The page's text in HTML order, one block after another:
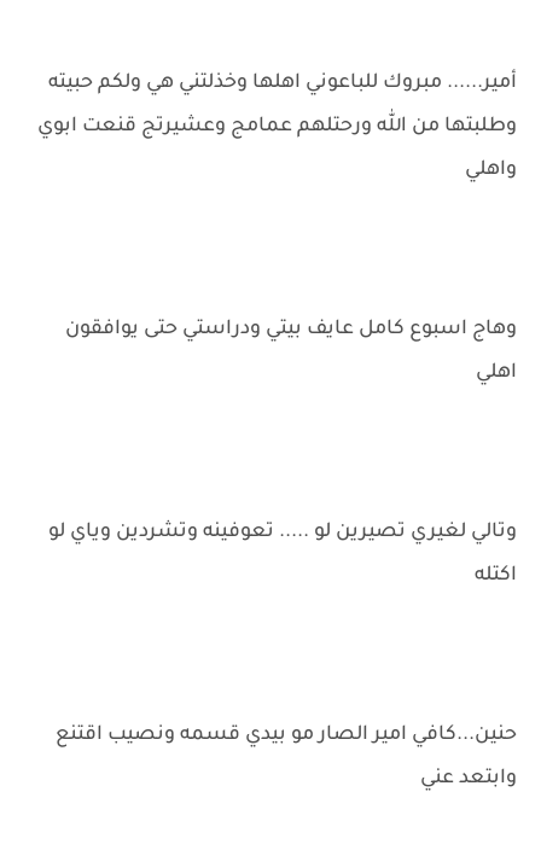
أمير...... مبروك للباعوني اهلها وخذلتني هي ولكم حبيته
وطلبتها من الله ورحتلهم عمامج وعشيرتج قنعت ابوي
واهلي
وهاج اسبوع كامل عايف بيتي ودراستي حتى يوافقون
اهلي
وتالي لغيري تصيرين لو ..... تعوفينه وتشردين وياي لو
اكتله
حنين...كافي امير الصار مو بيدي قسمه ونصيب اقتنع
وابتعد عني